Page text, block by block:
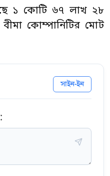
১ কোটি ৬৭ লাখ ২৮
কোম্পানিটির মোট
সাইন-ইন